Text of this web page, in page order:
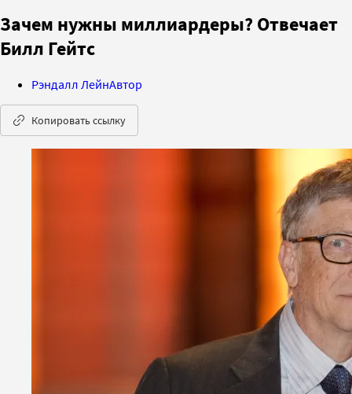
Зачем нужны миллиардеры? Отвечает
Билл Гейтс
Рэндалл ЛейнАвтор
Копировать ссылку